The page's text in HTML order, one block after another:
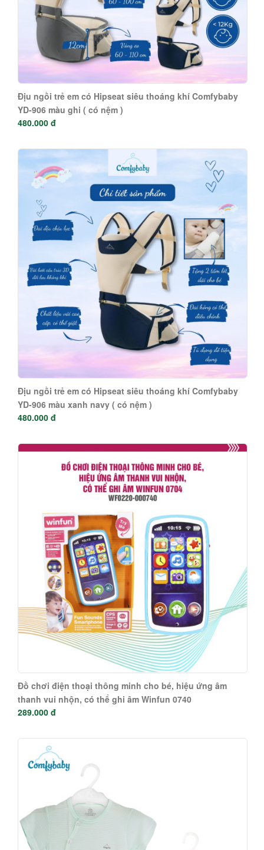
Địu ngồi trẻ em có Hipseat siêu thoáng khí Comfybaby
YD-906 màu ghi ( có nệm )
480.000 đ
Địu ngồi trẻ em có Hipseat siêu thoáng khí Comfybaby
YD-906 màu xanh navy ( có nệm )
480.000 đ
Đồ chơi điện thoại thông minh cho bé, hiệu ứng âm
thanh vui nhộn, có thể ghi âm Winfun 0740
289.000 đ